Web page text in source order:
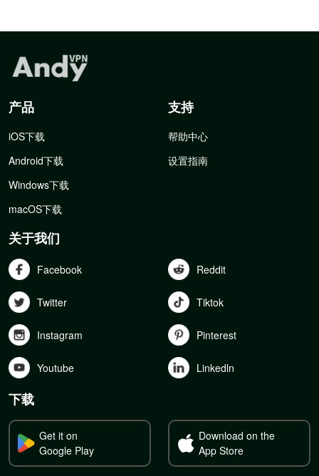
产品
iOS下载
Android下载
Windows下载
macOS下载
支持
帮助中心
设置指南
关于我们
Facebook Reddit
Twitter Tiktok
Instagram Pinterest
Youtube Linkedln
下载
Get it on
Google Play
Download on the
App Store